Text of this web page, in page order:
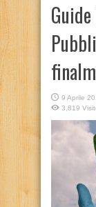
9 Aprile
3,819